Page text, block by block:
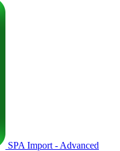
SPA Import - Advanced